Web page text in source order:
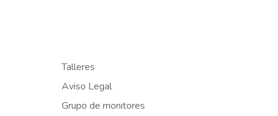
Talleres
Aviso Legal
Grupo de monitores